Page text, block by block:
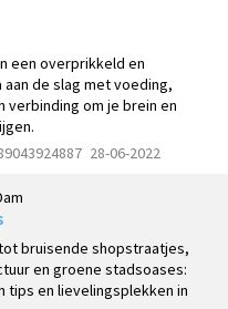
een overprikkeld en
de slag met voeding,
verbinding om je brein en
28-06-2022
bruisende shopstraatjes,
en groene stadsoases:
tips en lievelingsplekken in